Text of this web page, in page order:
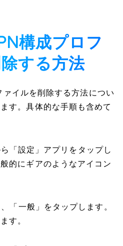
構成プロフ
する方法
イルを削除する方法につい
す。具体的な手順も含めて
「設定」アプリをタップし
的にギアのようなアイコン
「一般」をタップします。
す。